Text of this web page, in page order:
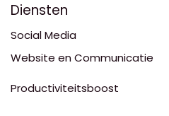
Diensten
Social Media
Website en Communicatie
Productiviteitsboost